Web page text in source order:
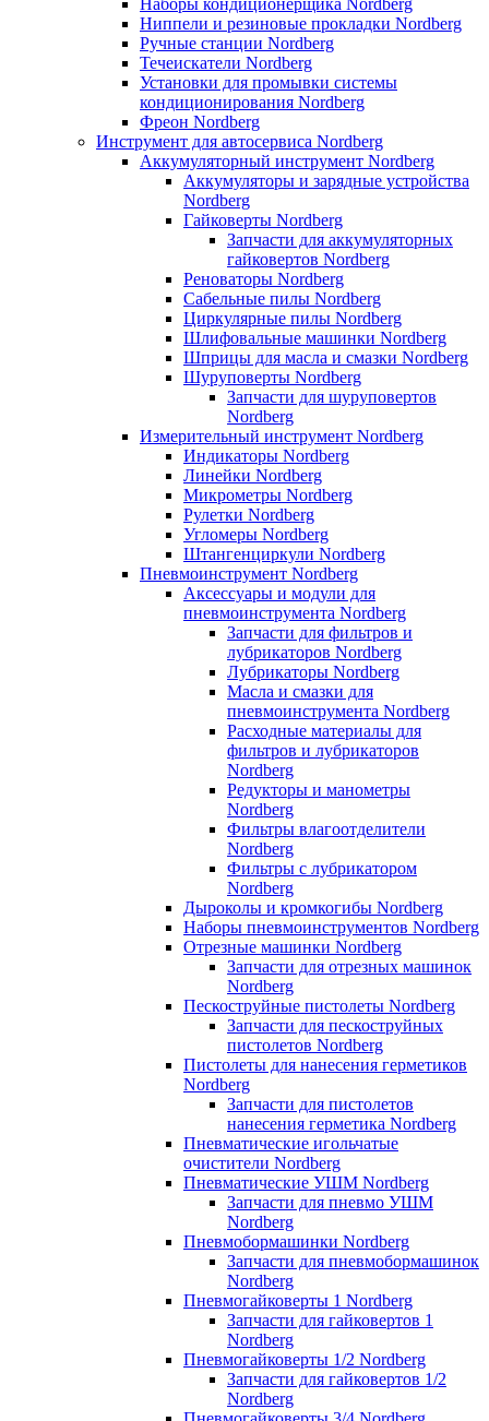
Ниппели и резиновые прокладки Nordberg
Ручные станции Nordberg
Течеискатели Nordberg
Установки для промывки системы
кондиционирования Nordberg
Фреон Nordberg
Инструмент для автосервиса Nordberg
Аккумуляторный инструмент Nordberg
Аккумуляторы и зарядные устройства
Nordberg
Гайковерты Nordberg
Запчасти для аккумуляторных
гайковертов Nordberg
Реноваторы Nordberg
Сабельные пилы Nordberg
Циркулярные пилы Nordberg
Шлифовальные машинки Nordberg
Шприцы для масла и смазки Nordberg
Шуруповерты Nordberg
Запчасти для шуруповертов
Nordberg
Измерительный инструмент Nordberg
Индикаторы Nordberg
Линейки Nordberg
Микрометры Nordberg
Рулетки Nordberg
Угломеры Nordberg
Штангенциркули Nordberg
Пневмоинструмент Nordberg
Аксессуары и модули для
пневмоинструмента Nordberg
Запчасти для фильтров и
лубрикаторов Nordberg
Лубрикаторы Nordberg
Масла и смазки для
пневмоинструмента Nordberg
Расходные материалы для
фильтров и лубрикаторов
Nordberg
Редукторы и манометры
Nordberg
Фильтры влагоотделители
Nordberg
Фильтры с лубрикатором
Nordberg
Дыроколы и кромкогибы Nordberg
Наборы пневмоинструментов Nordberg
Отрезные машинки Nordberg
Запчасти для отрезных машинок
Nordberg
Пескоструйные пистолеты Nordberg
Запчасти для пескоструйных
пистолетов Nordberg
Пистолеты для нанесения герметиков
Nordberg
Запчасти для пистолетов
нанесения герметика Nordberg
Пневматические игольчатые
очистители Nordberg
Пневматические УШМ Nordberg
Запчасти для пневмо УШМ
Nordberg
Пневмобормашинки Nordberg
Запчасти для пневмобормашинок
Nordberg
Пневмогайковерты 1 Nordberg
Запчасти для гайковертов 1
Nordberg
Пневмогайковерты 1/2 Nordberg
Запчасти для гайковертов 1/2
Nordberg